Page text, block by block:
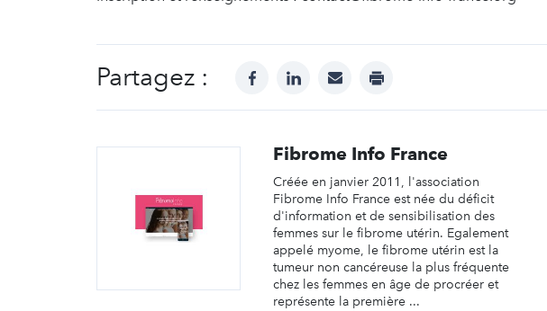
Partagez : facebooklinkedinmail print
Fibrome Info France
Créée en janvier 2011, l'association
Fibrome Info France est née du déficit
d'information et de sensibilisation des
femmes sur le fibrome utérin. Egalement
appelé myome, le fibrome utérin est la
tumeur non cancéreuse la plus fréquente
chez les femmes en âge de procréer et
représente la première ...